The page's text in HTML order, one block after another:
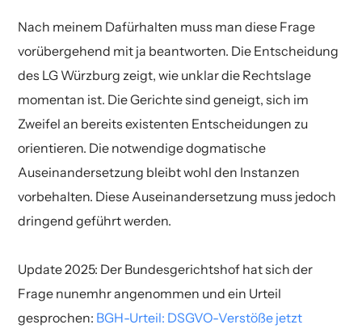
Nach meinem Dafürhalten muss man diese Frage
vorübergehend mit ja beantworten. Die Entscheidung
des LG Würzburg zeigt, wie unklar die Rechtslage
momentan ist. Die Gerichte sind geneigt, sich im
Zweifel an bereits existenten Entscheidungen zu
orientieren. Die notwendige dogmatische
Auseinandersetzung bleibt wohl den Instanzen
vorbehalten. Diese Auseinandersetzung muss jedoch
dringend geführt werden.
Update 2025: Der Bundesgerichtshof hat sich der
Frage nunemhr angenommen und ein Urteil
gesprochen: BGH-Urteil: DSGVO-Verstöße jetzt